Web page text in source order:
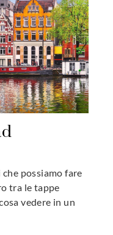
possiamo fare
tra le tappe
vedere in un